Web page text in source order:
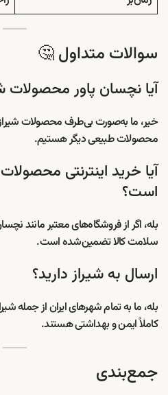
سوالات متداول 🤔
آیا نچسان پاور
خیر، ما به‌صورت بی‌طرف محصولات شیراز
محصولات طبیعی دیگر هستیم.
آیا خرید اینترنتی
است؟
بله، اگر از فروشگاه‌های معتبر مانند
سلامت کالا تضمین‌شده است.
ارسال به شیراز دارید؟
بله، ما به تمام شهرهای ایران از جمله
کاملاً ایمن و بهداشتی هستند.
جمع‌بندی